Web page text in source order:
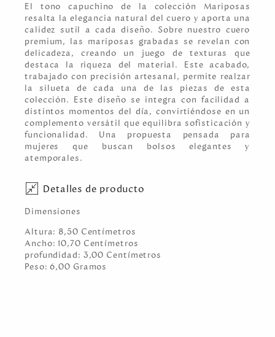
El tono capuchino de la colección Mariposas
resalta la elegancia natural del cuero y aporta una
calidez sutil a cada diseño. Sobre nuestro cuero
premium, las mariposas grabadas se revelan con
delicadeza, creando un juego de texturas que
destaca la riqueza del material. Este acabado,
trabajado con precisión artesanal, permite realzar
la silueta de cada una de las piezas de esta
colección. Este diseño se integra con facilidad a
distintos momentos del día, convirtiéndose en un
complemento versátil que equilibra sofisticación y
funcionalidad. Una propuesta pensada para
mujeres que buscan bolsos elegantes y
atemporales.
Detalles de producto
Dimensiones
Altura: 8,50 Centímetros
Ancho: 10,70 Centímetros
profundidad: 3,00 Centímetros
Peso:6,00 Gramos